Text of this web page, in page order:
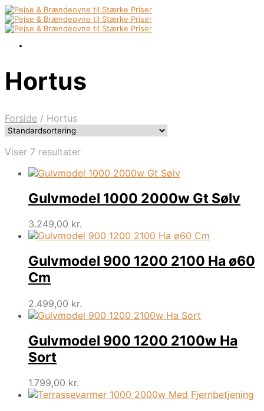
Hortus
Forside / Hortus
Viser 7 resultater
Gulvmodel 1000 2000w Gt Sølv
3.249,00 kr.
Gulvmodel 900 1200 2100 Ha ø60
Cm
2.499,00 kr.
Gulvmodel 900 1200 2100w Ha
Sort
1.799,00 kr.